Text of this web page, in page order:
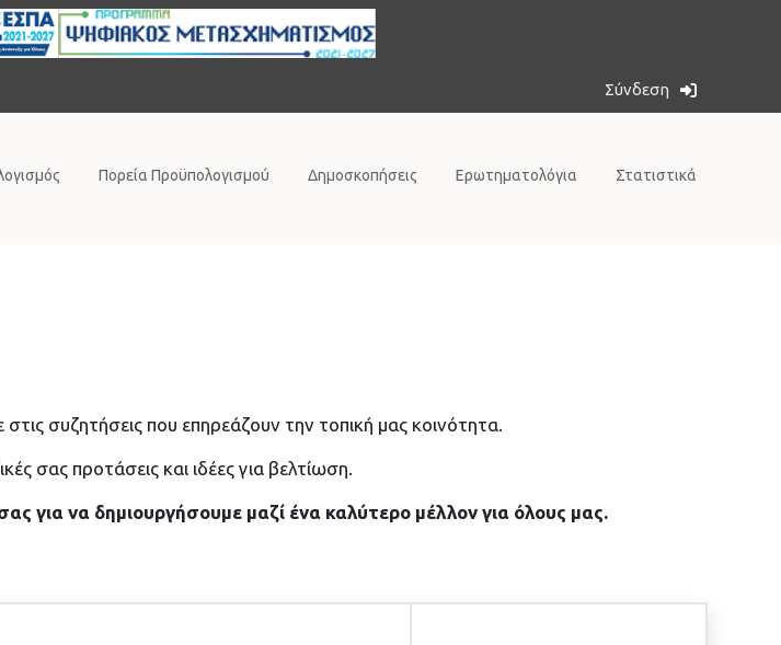
Σύνδεση
Πορεία Προϋπολογισμού Δημοσκοπήσεις Ερωτηματολόγια Στατιστικά
συζητήσεις που επηρεάζουν την τοπική μας κοινότητα.
σας προτάσεις και ιδέες για βελτίωση.
για να δημιουργήσουμε μαζί ένα καλύτερο μέλλον για όλους μας.